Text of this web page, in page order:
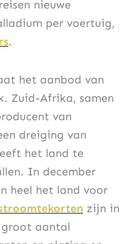
nieuwe
per voertuig,
.
het aanbod van
Zuid-Afrika, samen
van
dreiging van
het land te
In december
heel het land voor
zijn in
aantal